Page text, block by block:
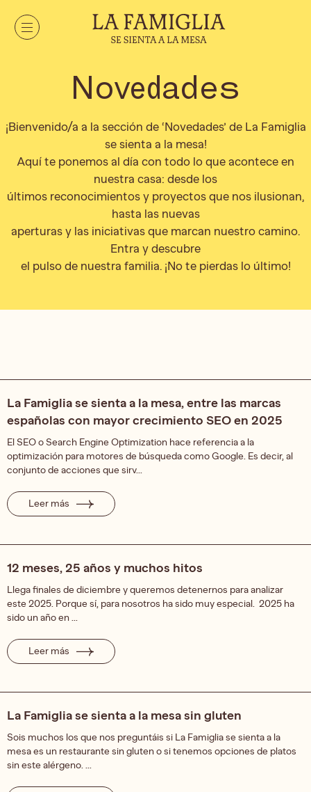
Novedades
¡Bienvenido/a a la sección de ‘Novedades’ de La Famiglia
se sienta a la mesa!
Aquí te ponemos al día con todo lo que acontece en
nuestra casa: desde los
últimos reconocimientos y proyectos que nos ilusionan,
hasta las nuevas
aperturas y las iniciativas que marcan nuestro camino.
Entra y descubre
el pulso de nuestra familia. ¡No te pierdas lo último!
La Famiglia se sienta a la mesa, entre las marcas
españolas con mayor crecimiento SEO en 2025
El SEO o Search Engine Optimization hace referencia a la
optimización para motores de búsqueda como Google. Es decir, al
conjunto de acciones que sirv...
Leer más
12 meses, 25 años y muchos hitos
Llega finales de diciembre y queremos detenernos para analizar
este 2025. Porque sí, para nosotros ha sido muy especial. 2025 ha
sido un año en ...
Leer más
La Famiglia se sienta a la mesa sin gluten
Sois muchos los que nos preguntáis si La Famiglia se sienta a la
mesa es un restaurante sin gluten o si tenemos opciones de platos
sin este alérgeno. ...